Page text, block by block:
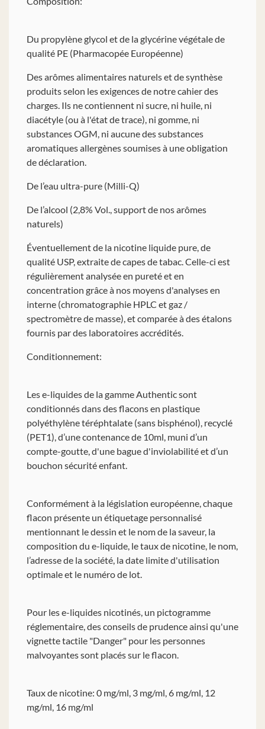
Du propylène glycol et de la glycérine végétale de
qualité PE (Pharmacopée Européenne)
Des arômes alimentaires naturels et de synthèse
produits selon les exigences de notre cahier des
charges. Ils ne contiennent ni sucre, ni huile, ni
diacétyle (ou à l'état de trace), ni gomme, ni
substances OGM, ni aucune des substances
aromatiques allergènes soumises à une obligation
de déclaration.
De l’eau ultra-pure (Milli-Q)
De l’alcool (2,8% Vol., support de nos arômes
naturels)
Éventuellement de la nicotine liquide pure, de
qualité USP, extraite de capes de tabac. Celle-ci est
régulièrement analysée en pureté et en
concentration grâce à nos moyens d'analyses en
interne (chromatographie HPLC et gaz /
spectromètre de masse), et comparée à des étalons
fournis par des laboratoires accrédités.
Conditionnement:
Les e-liquides de la gamme Authentic sont
conditionnés dans des flacons en plastique
polyéthylène téréphtalate (sans bisphénol), recyclé
(PET1), d’une contenance de 10ml, muni d’un
compte-goutte, d'une bague d'inviolabilité et d’un
bouchon sécurité enfant.
Conformément à la législation européenne, chaque
flacon présente un étiquetage personnalisé
mentionnant le dessin et le nom de la saveur, la
composition du e-liquide, le taux de nicotine, le nom,
l’adresse de la société, la date limite d'utilisation
optimale et le numéro de lot.
Pour les e-liquides nicotinés, un pictogramme
réglementaire, des conseils de prudence ainsi qu'une
vignette tactile "Danger" pour les personnes
malvoyantes sont placés sur le flacon.
Taux de nicotine: 0 mg/ml, 3 mg/ml, 6 mg/ml, 12
mg/ml, 16 mg/ml